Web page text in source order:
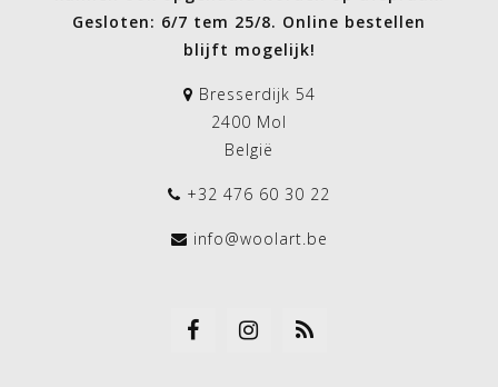
Gesloten: 6/7 tem 25/8. Online bestellen
blijft mogelijk!
Bresserdijk 54
2400 Mol
België
+32 476 60 30 22
info@woolart.be